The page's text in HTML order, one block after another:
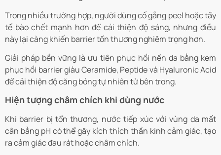
Trong nhiều trường hợp, người dùng cố gắng peel hoặc tẩy
tế bào chết mạnh hơn để cải thiện độ sáng, nhưng điều
này lại càng khiến barrier tổn thương nghiêm trọng hơn.
Giải pháp bền vững là ưu tiên phục hồi nền da bằng kem
phục hồi barrier giàu Ceramide, Peptide và Hyaluronic Acid
để cải thiện độ căng bóng tự nhiên từ bên trong.
Hiện tượng châm chích khi dùng nước
Khi barrier bị tổn thương, nước tiếp xúc với vùng da mất
cân bằng pH có thể gây kích thích thần kinh cảm giác, tạo
ra cảm giác đau rát hoặc châm chích.